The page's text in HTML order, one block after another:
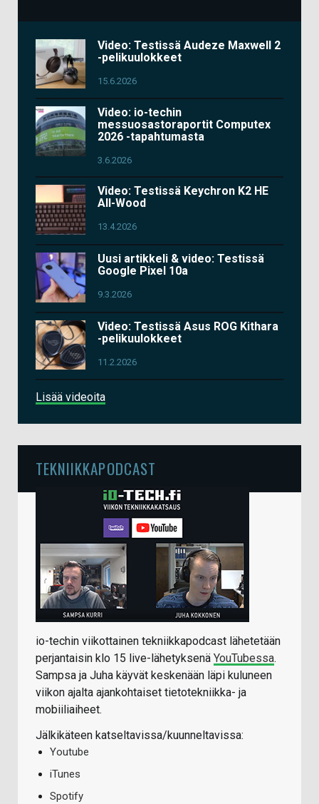
Video: Testissä Audeze Maxwell 2
-pelikuulokkeet
15.6.2026
Video: io-techin
messuosastoraportit Computex
2026 -tapahtumasta
3.6.2026
Video: Testissä Keychron K2 HE
All-Wood
13.4.2026
Uusi artikkeli & video: Testissä
Google Pixel 10a
9.3.2026
Video: Testissä Asus ROG Kithara
-pelikuulokkeet
11.2.2026
Lisää videoita
TEKNIIKKAPODCAST
io-techin viikottainen tekniikkapodcast lähetetään
perjantaisin klo 15 live-lähetyksenä YouTubessa.
Sampsa ja Juha käyvät keskenään läpi kuluneen
viikon ajalta ajankohtaiset tietotekniikka- ja
mobiiliaiheet.
Jälkikäteen katseltavissa/kuunneltavissa:
Youtube
iTunes
Spotify